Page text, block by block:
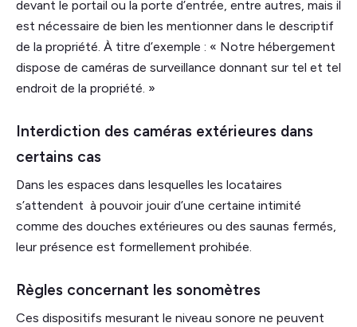
devant le portail ou la porte d’entrée, entre autres, mais il
est nécessaire de bien les mentionner dans le descriptif
de la propriété. À titre d’exemple : « Notre hébergement
dispose de caméras de surveillance donnant sur tel et tel
endroit de la propriété. »
Interdiction des caméras extérieures dans
certains cas
Dans les espaces dans lesquelles les locataires
s’attendent à pouvoir jouir d’une certaine intimité
comme des douches extérieures ou des saunas fermés,
leur présence est formellement prohibée.
Règles concernant les sonomètres
Ces dispositifs mesurant le niveau sonore ne peuvent